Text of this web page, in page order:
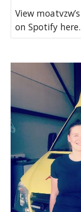
View
on Spotify here.